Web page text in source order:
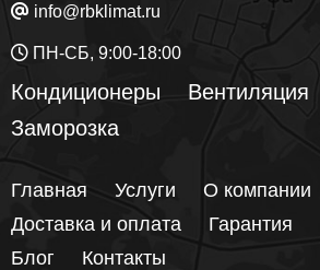
info@rbklimat.ru
ПН-СБ, 9:00-18:00
Кондиционеры Вентиляция
Заморозка
Главная Услуги
О компании
Доставка и оплата
Гарантия
Блог
Контакты